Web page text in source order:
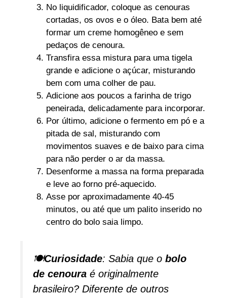
No liquidificador, coloque as cenouras
cortadas, os ovos e o óleo. Bata bem até
formar um creme homogêneo e sem
pedaços de cenoura.
Transfira essa mistura para uma tigela
grande e adicione o açúcar, misturando
bem com uma colher de pau.
Adicione aos poucos a farinha de trigo
peneirada, delicadamente para incorporar.
Por último, adicione o fermento em pó e a
pitada de sal, misturando com
movimentos suaves e de baixo para cima
para não perder o ar da massa.
Desenforme a massa na forma preparada
e leve ao forno pré-aquecido.
Asse por aproximadamente 40-45
minutos, ou até que um palito inserido no
centro do bolo saia limpo.
🍽️Curiosidade: Sabia que o bolo
de cenoura é originalmente
brasileiro? Diferente de outros